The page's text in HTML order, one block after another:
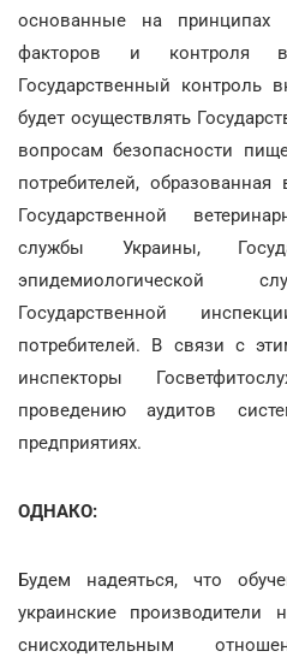
основанные на принципах
факторов и контроля в
Государственный контроль
будет осуществлять
вопросам безопасности
потребителей, образованная
Государственной
службы Украины,
Государственной
потребителей. В связи с
инспекторы
проведению аудитов
предприятиях.
ОДНАКО:
Будем надеяться, что
украинские производители
снисходительным